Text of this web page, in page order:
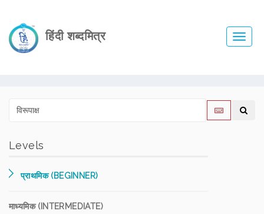
हिंदी शब्दमित्र
Levels
प्राथमिक (BEGINNER)
माध्यमिक (INTERMEDIATE)